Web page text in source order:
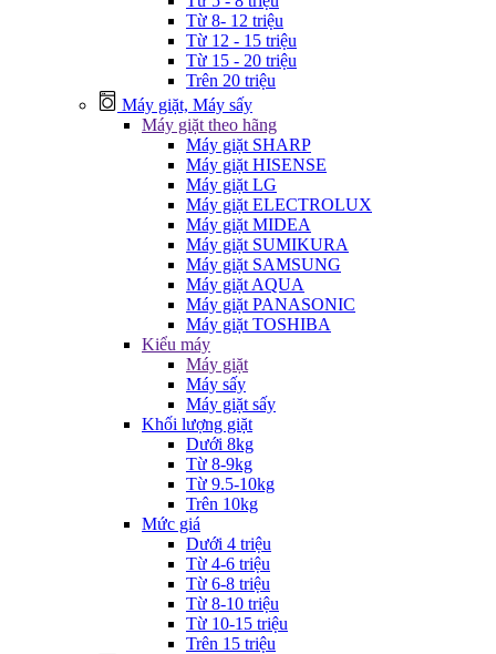
Từ 8- 12 triệu
Từ 12 - 15 triệu
Từ 15 - 20 triệu
Trên 20 triệu
Máy giặt, Máy sấy
Máy giặt theo hãng
Máy giặt SHARP
Máy giặt HISENSE
Máy giặt LG
Máy giặt ELECTROLUX
Máy giặt MIDEA
Máy giặt SUMIKURA
Máy giặt SAMSUNG
Máy giặt AQUA
Máy giặt PANASONIC
Máy giặt TOSHIBA
Kiểu máy
Máy giặt
Máy sấy
Máy giặt sấy
Khối lượng giặt
Dưới 8kg
Từ 8-9kg
Từ 9.5-10kg
Trên 10kg
Mức giá
Dưới 4 triệu
Từ 4-6 triệu
Từ 6-8 triệu
Từ 8-10 triệu
Từ 10-15 triệu
Trên 15 triệu